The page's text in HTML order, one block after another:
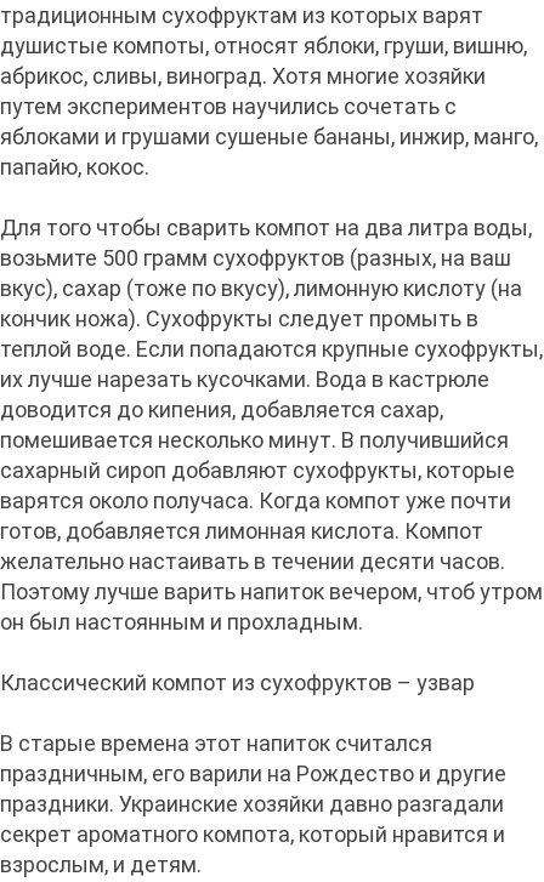
традиционным сухофруктам из которых варят
душистые компоты, относят яблоки, груши, вишню,
абрикос, сливы, виноград. Хотя многие хозяйки
путем экспериментов научились сочетать с
яблоками и грушами сушеные бананы, инжир, манго,
папайю, кокос.
Для того чтобы сварить компот на два литра воды,
возьмите 500 грамм сухофруктов (разных, на ваш
вкус), сахар (тоже по вкусу), лимонную кислоту (на
кончик ножа). Сухофрукты следует промыть в
теплой воде. Если попадаются крупные сухофрукты,
их лучше нарезать кусочками. Вода в кастрюле
доводится до кипения, добавляется сахар,
помешивается несколько минут. В получившийся
сахарный сироп добавляют сухофрукты, которые
варятся около получаса. Когда компот уже почти
готов, добавляется лимонная кислота. Компот
желательно настаивать в течении десяти часов.
Поэтому лучше варить напиток вечером, чтоб утром
он был настоянным и прохладным.
Классический компот из сухофруктов – узвар
В старые времена этот напиток считался
праздничным, его варили на Рождество и другие
праздники. Украинские хозяйки давно разгадали
секрет ароматного компота, который нравится и
взрослым, и детям.